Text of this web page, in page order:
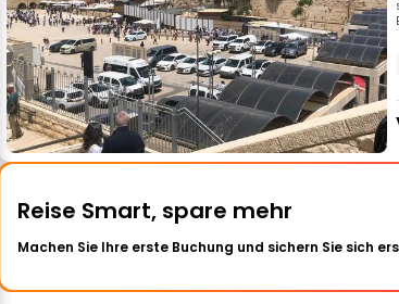
Reise Smart, spare mehr
Machen Sie Ihre erste Buchung und sichern Sie sich